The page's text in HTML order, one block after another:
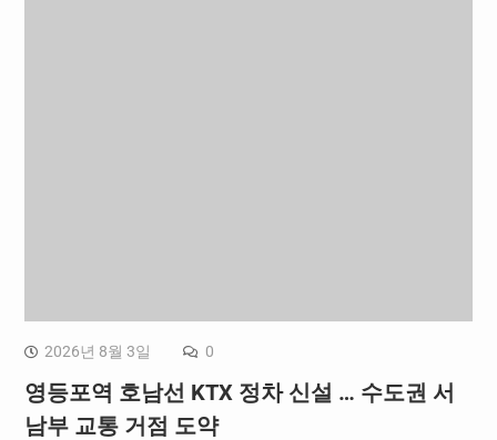
2026년 8월 3일 0
영등포역 호남선 KTX 정차 신설 … 수도권 서
남부 교통 거점 도약